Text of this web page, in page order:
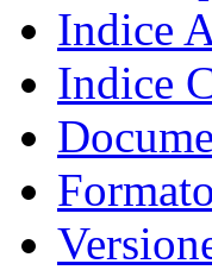
Indice
Indice